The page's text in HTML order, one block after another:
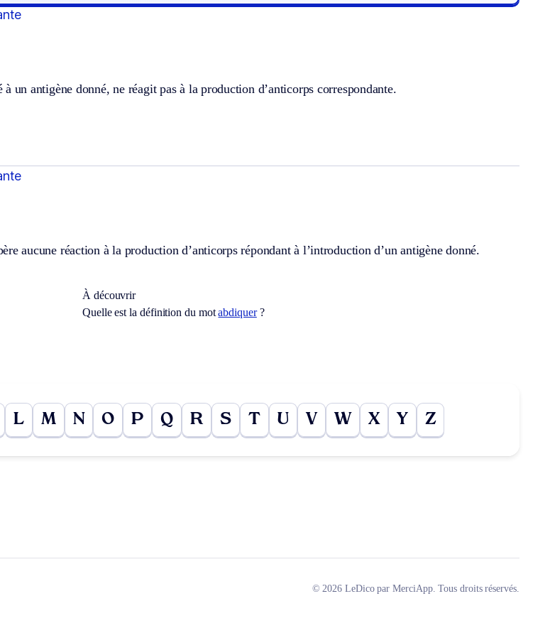
à un antigène donné, ne réagit pas à la production d’anticorps correspondante.
aucune réaction à la production d’anticorps répondant à l’introduction d’un antigène donné.
À découvrir
Quelle est la définition du motabdiquer?
L M N O P Q R S T U V W X Y Z
© 2026 LeDico par MerciApp. Tous droits réservés.